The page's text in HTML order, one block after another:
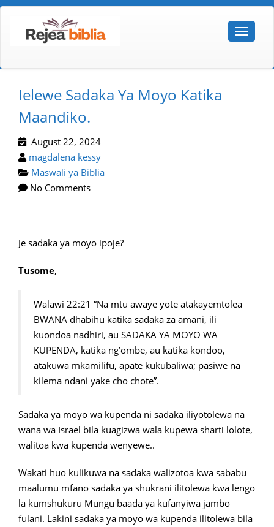
Ielewe Sadaka Ya Moyo Katika
Maandiko.
August 22, 2024
magdalena kessy
Maswali ya Biblia
No Comments
Je sadaka ya moyo ipoje?
Tusome,
Walawi 22:21 “Na mtu awaye yote atakayemtolea
BWANA dhabihu katika sadaka za amani, ili
kuondoa nadhiri, au SADAKA YA MOYO WA
KUPENDA, katika ng’ombe, au katika kondoo,
atakuwa mkamilifu, apate kukubaliwa; pasiwe na
kilema ndani yake cho chote”.
Sadaka ya moyo wa kupenda ni sadaka iliyotolewa na
wana wa Israel bila kuagizwa wala kupewa sharti lolote,
walitoa kwa kupenda wenyewe..
Wakati huo kulikuwa na sadaka walizotoa kwa sababu
maalumu mfano sadaka ya shukrani ilitolewa kwa lengo
la kumshukuru Mungu baada ya kufanyiwa jambo
fulani. Lakini sadaka ya moyo wa kupenda ilitolewa bila